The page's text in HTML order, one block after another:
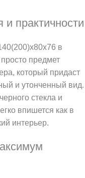
и практичности
в
предмет
который придаст
и утонченный вид.
стекла и
впишется как в
интерьер.